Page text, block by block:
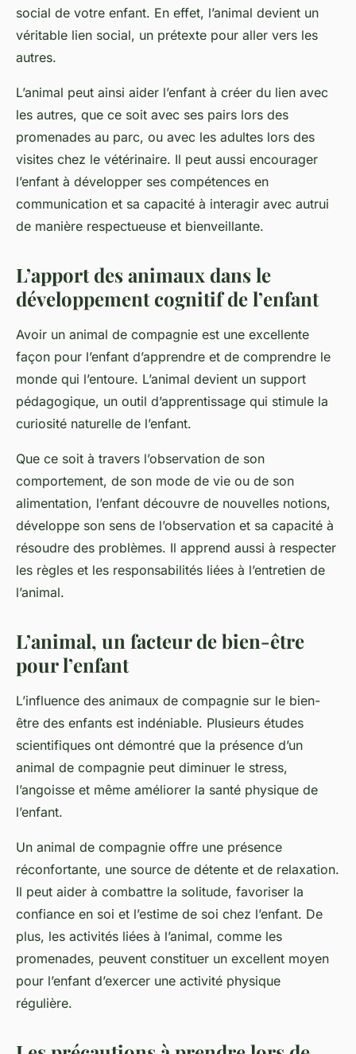
social de votre enfant. En effet, l’animal devient un
véritable lien social, un prétexte pour aller vers les
autres.
L’animal peut ainsi aider l’enfant à créer du lien avec
les autres, que ce soit avec ses pairs lors des
promenades au parc, ou avec les adultes lors des
visites chez le vétérinaire. Il peut aussi encourager
l’enfant à développer ses compétences en
communication et sa capacité à interagir avec autrui
de manière respectueuse et bienveillante.
L’apport des animaux dans le
développement cognitif de l’enfant
Avoir un animal de compagnie est une excellente
façon pour l’enfant d’apprendre et de comprendre le
monde qui l’entoure. L’animal devient un support
pédagogique, un outil d’apprentissage qui stimule la
curiosité naturelle de l’enfant.
Que ce soit à travers l’observation de son
comportement, de son mode de vie ou de son
alimentation, l’enfant découvre de nouvelles notions,
développe son sens de l’observation et sa capacité à
résoudre des problèmes. Il apprend aussi à respecter
les règles et les responsabilités liées à l’entretien de
l’animal.
L’animal, un facteur de bien-être
pour l’enfant
L’influence des animaux de compagnie sur le bien-
être des enfants est indéniable. Plusieurs études
scientifiques ont démontré que la présence d’un
animal de compagnie peut diminuer le stress,
l’angoisse et même améliorer la santé physique de
l’enfant.
Un animal de compagnie offre une présence
réconfortante, une source de détente et de relaxation.
Il peut aider à combattre la solitude, favoriser la
confiance en soi et l’estime de soi chez l’enfant. De
plus, les activités liées à l’animal, comme les
promenades, peuvent constituer un excellent moyen
pour l’enfant d’exercer une activité physique
régulière.